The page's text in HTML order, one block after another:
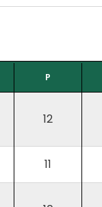
P
12
11